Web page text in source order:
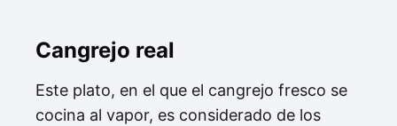
Cangrejo real
Este plato, en el que el cangrejo fresco se
cocina al vapor, es considerado de los